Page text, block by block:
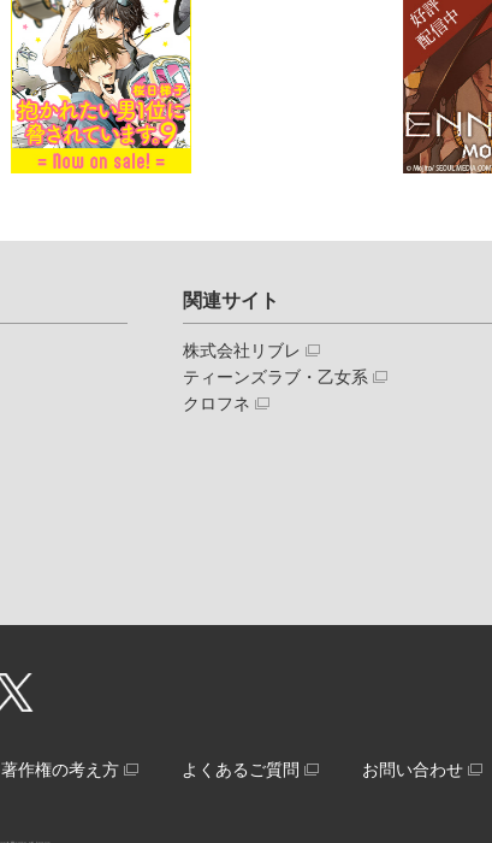
関連サイト
株式会社リブレ
ティーンズラブ・乙女系
クロフネ
著作権の考え方 よくあるご質問 お問い合わせ